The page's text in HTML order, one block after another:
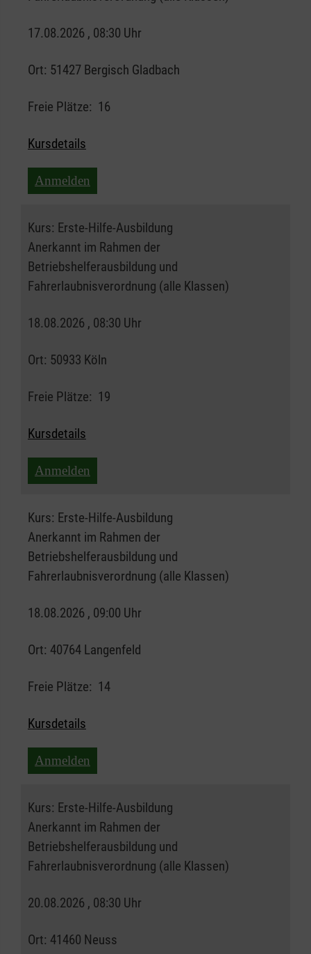
17.08.2026 , 08:30 Uhr
Ort: 51427 Bergisch Gladbach
Freie Plätze: 16
Kursdetails
Anmelden
Kurs: Erste-Hilfe-Ausbildung
Anerkannt im Rahmen der
Betriebshelferausbildung und
Fahrerlaubnisverordnung (alle Klassen)
18.08.2026 , 08:30 Uhr
Ort: 50933 Köln
Freie Plätze: 19
Kursdetails
Anmelden
Kurs: Erste-Hilfe-Ausbildung
Anerkannt im Rahmen der
Betriebshelferausbildung und
Fahrerlaubnisverordnung (alle Klassen)
18.08.2026 , 09:00 Uhr
Ort: 40764 Langenfeld
Freie Plätze: 14
Kursdetails
Anmelden
Kurs: Erste-Hilfe-Ausbildung
Anerkannt im Rahmen der
Betriebshelferausbildung und
Fahrerlaubnisverordnung (alle Klassen)
20.08.2026 , 08:30 Uhr
Ort: 41460 Neuss